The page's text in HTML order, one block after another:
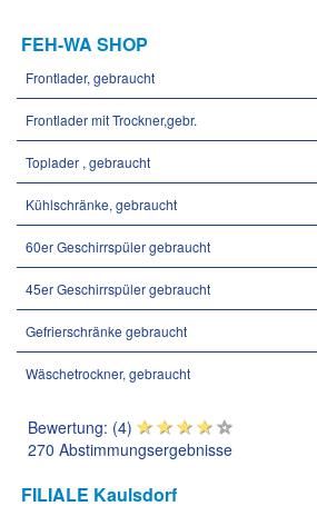
FEH-WA SHOP
Frontlader, gebraucht
Frontlader mit Trockner,gebr.
Toplader , gebraucht
Kühlschränke, gebraucht
60er Geschirrspüler gebraucht
45er Geschirrspüler gebraucht
Gefrierschränke gebraucht
Wäschetrockner, gebraucht
Bewertung: (4)
270 Abstimmungsergebnisse
FILIALE Kaulsdorf